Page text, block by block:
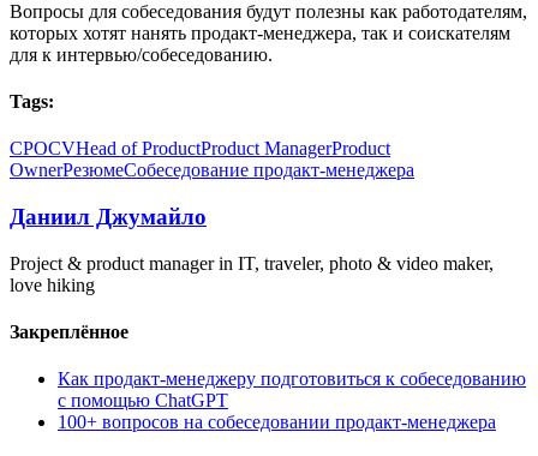
Вопросы для собеседования будут полезны как работодателям,
которых хотят нанять продакт-менеджера, так и соискателям
для к интервью/собеседованию.
Tags:
CPOCVHead of ProductProduct ManagerProduct
OwnerРезюмеСобеседование продакт-менеджера
Даниил Джумайло
Project & product manager in IT, traveler, photo & video maker,
love hiking
Закреплённое
Как продакт-менеджеру подготовиться к собеседованию
с помощью ChatGPT
100+ вопросов на собеседовании продакт-менеджера